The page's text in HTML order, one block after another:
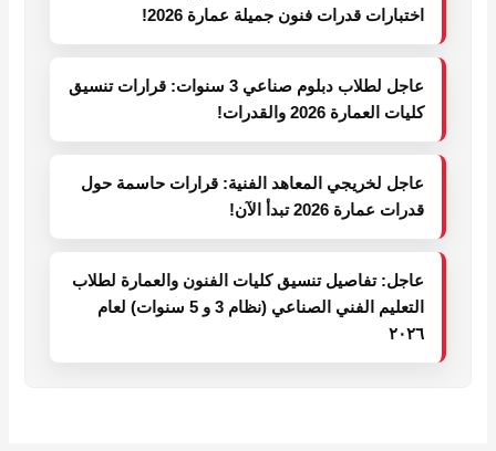
اختبارات قدرات فنون جميلة عمارة 2026!
عاجل لطلاب دبلوم صناعي 3 سنوات: قرارات تنسيق
كليات العمارة 2026 والقدرات!
عاجل لخريجي المعاهد الفنية: قرارات حاسمة حول
قدرات عمارة 2026 تبدأ الآن!
عاجل: تفاصيل تنسيق كليات الفنون والعمارة لطلاب
التعليم الفني الصناعي (نظام 3 و 5 سنوات) لعام
٢٠٢٦